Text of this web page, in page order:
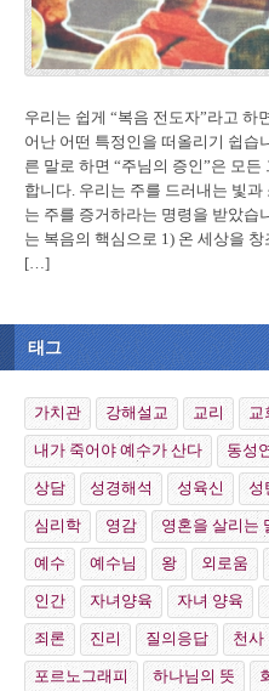
우리는 쉽게 “복음 전도자”라고 하
어난 어떤 특정인을 떠올리기 쉽습
른 말로 하면 “주님의 증인”은 모
합니다. 우리는 주를 드러내는 빛
는 주를 증거하라는 명령을 받았습
는 복음의 핵심으로 1) 온 세상을
[…]
태그
가치관 강해설교 교리 교
내가 죽어야 예수가 산다 동성
상담 성경해석 성육신 성
심리학 영감 영혼을 살리는
예수 예수님 왕 외로움
인간 자녀양육 자녀 양육
죄론 진리 질의응답 천사
포르노그래피 하나님의 뜻